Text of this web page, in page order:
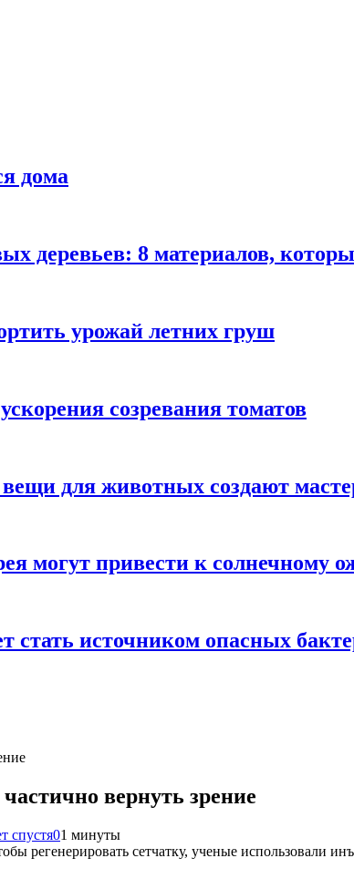
дома
деревьев: 8 материалов,
урожай летних груш
созревания томатов
для животных создают
могут привести к солнечному
стать источником опасных
вернуть зрение
спустя01 минуты
регенерировать сетчатку, ученые использовали